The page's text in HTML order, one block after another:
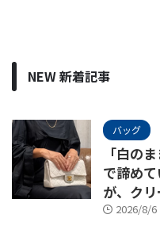
NEW 新着記事
バッグ
「白の
で諦め
が、ク
2026/8/6